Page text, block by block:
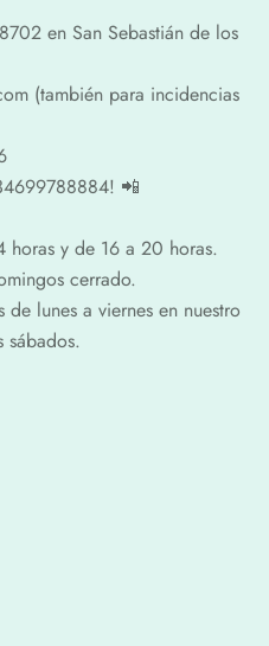
en San Sebastián de los
(también para incidencias
📲
horas y de 16 a 20 horas.
cerrado.
lunes a viernes en nuestro
sábados.